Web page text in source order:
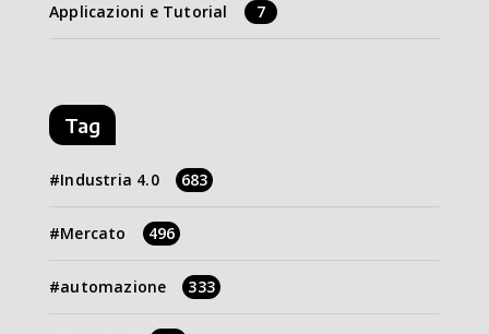
Applicazioni e Tutorial 7
Tag
Industria 4.0 683
Mercato 496
automazione 333